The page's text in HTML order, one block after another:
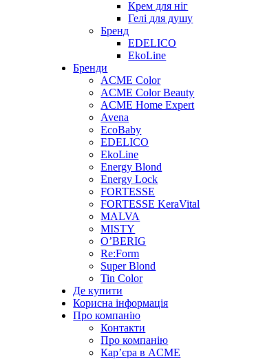
Крем для ніг
Гелі для душу
Бренд
EDELICO
EkoLine
Бренди
ACME Color
ACME Color Beauty
ACME Home Expert
Avena
EcoBaby
EDELICO
EkoLine
Energy Blond
Energy Lock
FORTESSE
FORTESSE KeraVital
MALVA
MISTY
O’BERIG
Re:Form
Super Blond
Tin Color
Де купити
Корисна інформація
Про компанію
Контакти
Про компанію
Кар’єра в ACME